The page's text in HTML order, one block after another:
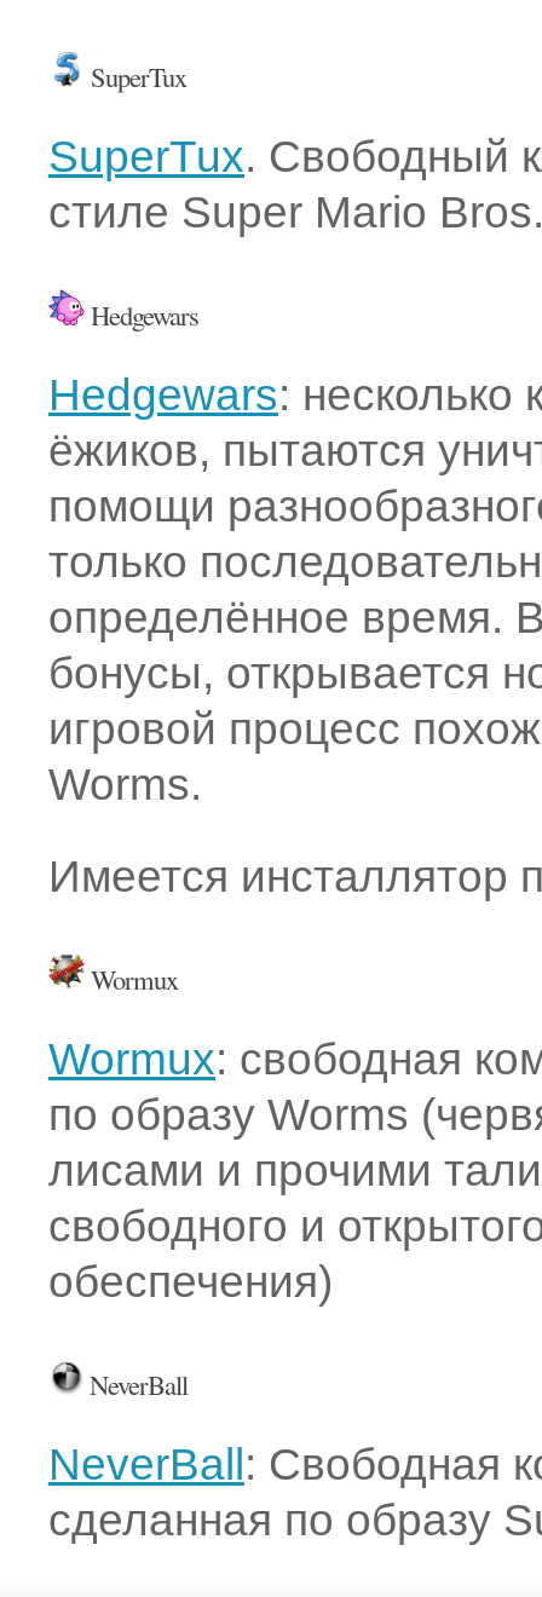
SuperTux
SuperTux. Свободный
стиле Super Mario
Hedgewars
Hedgewars: несколько
ёжиков, пытаются
помощи
только
определённое время.
бонусы, открывается
игровой процесс
Worms.
Имеется инсталлятор
Wormux
Wormux: свободная
по образу Worms
лисами и прочими
свободного и
обеспечения)
NeverBall
NeverBall : Свободная
сделанная по образу